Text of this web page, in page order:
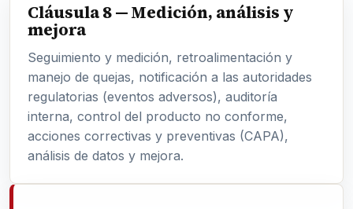
Cláusula 8 — Medición, análisis y
mejora
Seguimiento y medición, retroalimentación y
manejo de quejas, notificación a las autoridades
regulatorias (eventos adversos), auditoría
interna, control del producto no conforme,
acciones correctivas y preventivas (CAPA),
análisis de datos y mejora.